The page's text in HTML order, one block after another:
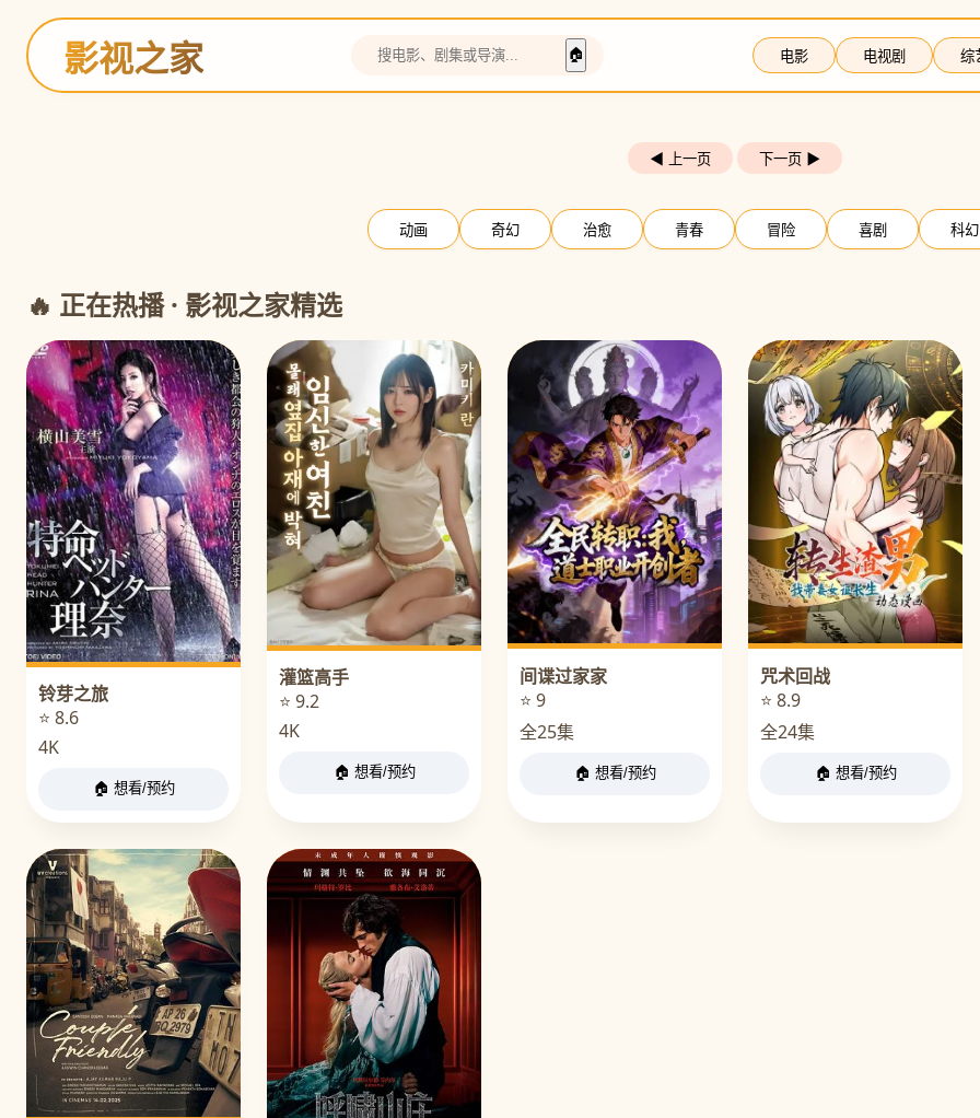
影视之家 🏠 电影 电视剧 综
灌篮高手
全国大赛 热血决战
◀ 上一页 下一页 ▶
动画 奇幻 治愈 青春 冒险 喜剧 科幻
🔥 正在热播 · 影视之家精选
铃芽之旅
⭐ 8.6
4K
🏠 想看/预约
灌篮高手
⭐ 9.2
4K
🏠 想看/预约
间谍过家家
⭐ 9
全25集
🏠 想看/预约
咒术回战
⭐ 8.9
全24集
🏠 想看/预约